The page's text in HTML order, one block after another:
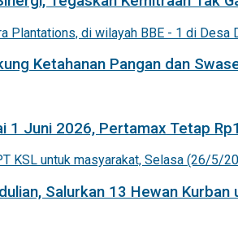
Ketahanan Pangan dan
1 Juni 2026, Pertamax Tetap
Salurkan 13 Hewan Kurban